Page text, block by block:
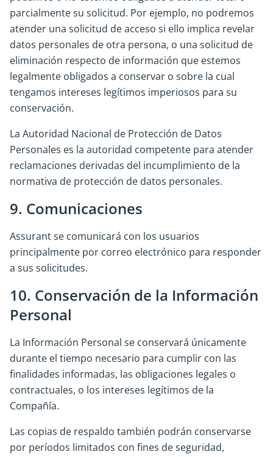
parcialmente su solicitud. Por ejemplo, no podremos
atender una solicitud de acceso si ello implica revelar
datos personales de otra persona, o una solicitud de
eliminación respecto de información que estemos
legalmente obligados a conservar o sobre la cual
tengamos intereses legítimos imperiosos para su
conservación.
La Autoridad Nacional de Protección de Datos
Personales es la autoridad competente para atender
reclamaciones derivadas del incumplimiento de la
normativa de protección de datos personales.
9. Comunicaciones
Assurant se comunicará con los usuarios
principalmente por correo electrónico para responder
a sus solicitudes.
10. Conservación de la Información
Personal
La Información Personal se conservará únicamente
durante el tiempo necesario para cumplir con las
finalidades informadas, las obligaciones legales o
contractuales, o los intereses legítimos de la
Compañía.
Las copias de respaldo también podrán conservarse
por períodos limitados con fines de seguridad,